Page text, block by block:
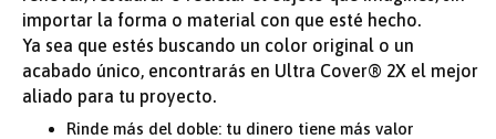
importar la forma o material con que esté hecho.
Ya sea que estés buscando un color original o un
acabado único, encontrarás en Ultra Cover® 2X el mejor
aliado para tu proyecto.
Rinde más del doble: tu dinero tiene más valor